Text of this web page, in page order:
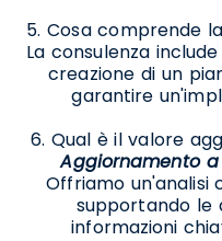
5. Cosa comprende
La consulenza
creazione di un
garantire
6. Qual è il valore
Aggiornamento a
Offriamo
supportando le
informazioni